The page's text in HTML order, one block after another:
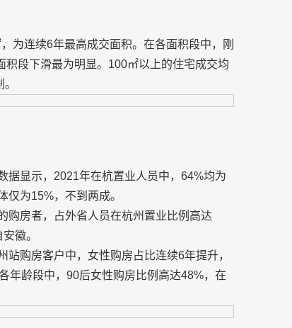
为连续6年最高成交面积。在各面积段中，刚
段下滑最为明显。100㎡以上的住宅成交均
据显示，2021年在杭置业人员中，64%均为
为15%，不到两成。
购房者，占外省人员在杭州置业比例高达
徽。
购房客户中，女性购房占比连续6年提升，
年龄段中，90后女性购房比例高达48%，在